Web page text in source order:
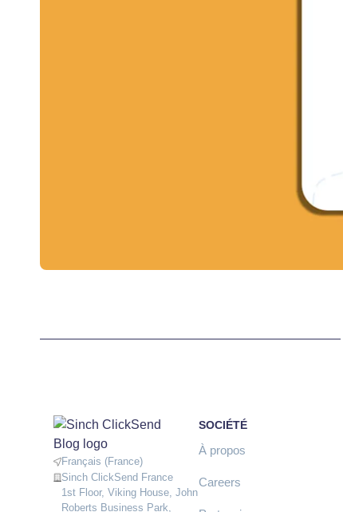
Français (France)
Sinch ClickSend France
1st Floor, Viking House, John
Roberts Business Park,
SOCIÉTÉ
À propos
Careers